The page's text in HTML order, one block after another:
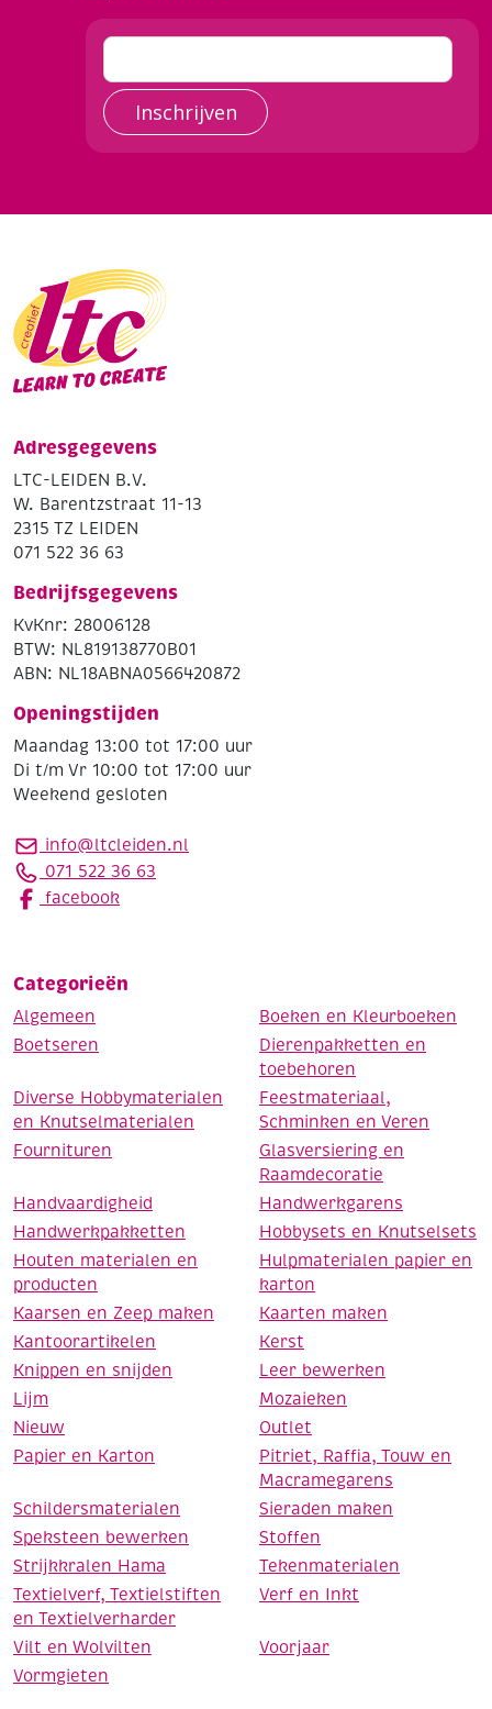
Inschrijven
Adresgegevens
LTC-LEIDEN B.V.
W. Barentzstraat 11-13
2315 TZ LEIDEN
071 522 36 63
Bedrijfsgegevens
KvKnr: 28006128
BTW: NL819138770B01
ABN: NL18ABNA0566420872
Openingstijden
Maandag 13:00 tot 17:00 uur
Di t/m Vr 10:00 tot 17:00 uur
Weekend gesloten
info@ltcleiden.nl
071 522 36 63
facebook
Categorieën
Algemeen
Boeken en Kleurboeken
Boetseren
Dierenpakketten en
toebehoren
Diverse Hobbymaterialen
en Knutselmaterialen
Feestmateriaal,
Schminken en Veren
Fournituren
Glasversiering en
Raamdecoratie
Handvaardigheid
Handwerkgarens
Handwerkpakketten
Hobbysets en Knutselsets
Houten materialen en
producten
Hulpmaterialen papier en
karton
Kaarsen en Zeep maken
Kaarten maken
Kantoorartikelen
Kerst
Knippen en snijden
Leer bewerken
Lijm
Mozaieken
Nieuw
Outlet
Papier en Karton
Pitriet, Raffia, Touw en
Macramegarens
Schildersmaterialen
Sieraden maken
Speksteen bewerken
Stoffen
Strijkkralen Hama
Tekenmaterialen
Textielverf, Textielstiften
en Textielverharder
Verf en Inkt
Vilt en Wolvilten
Voorjaar
Vormgieten